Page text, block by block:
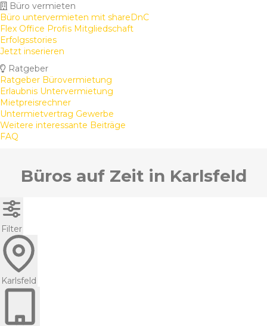
Büro vermieten
Büro untervermieten mit shareDnC
Flex Office Profis Mitgliedschaft
Erfolgsstories
Jetzt inserieren
Ratgeber
Ratgeber Bürovermietung
Erlaubnis Untervermietung
Mietpreisrechner
Untermietvertrag Gewerbe
Weitere interessante Beiträge
FAQ
Büros auf Zeit in Karlsfeld
Filter
Karlsfeld